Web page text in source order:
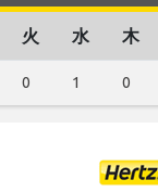
火 水 木
0 1 0